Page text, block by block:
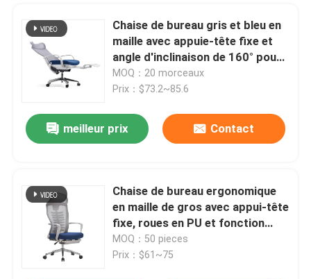
Chaise de bureau gris et bleu en
maille avec appuie-tête fixe et
angle d'inclinaison de 160° pour
le bureau à domicile
MOQ：20 morceaux
Prix：$73.2~85.6
meilleur prix Contact
Chaise de bureau ergonomique
en maille de gros avec appui-tête
fixe, roues en PU et fonction
pivotante
MOQ：50 pieces
Prix：$61~75